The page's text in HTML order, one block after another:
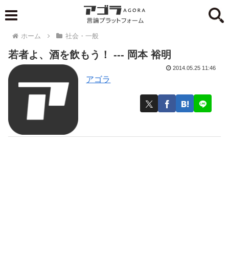
ホーム 社会・一般
若者よ、酒を飲もう！ --- 岡本 裕明
アゴラ
2014.05.25 11:46